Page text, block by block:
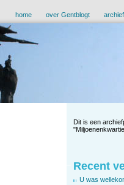
home over Gentblogt archief
Dit is een
Recent
U was